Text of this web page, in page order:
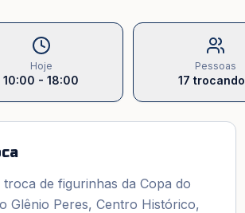
Hoje
10:00 - 18:00
Pessoas
17 trocando
de figurinhas da Copa do
Glênio Peres, Centro Histórico,